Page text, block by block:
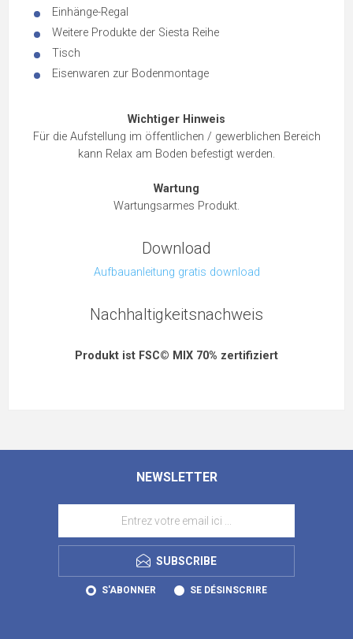
Einhänge-Regal
Weitere Produkte der Siesta Reihe
Tisch
Eisenwaren zur Bodenmontage
Wichtiger Hinweis
Für die Aufstellung im öffentlichen / gewerblichen Bereich
kann Relax am Boden befestigt werden.
Wartung
Wartungsarmes Produkt.
Download
Aufbauanleitung gratis download
Nachhaltigkeitsnachweis
Produkt ist FSC© MIX 70% zertifiziert
NEWSLETTER
SUBSCRIBE
S'ABONNER SE DÉSINSCRIRE